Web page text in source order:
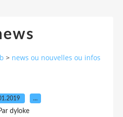
> news ou nouvelles ou infos
…
dyloke